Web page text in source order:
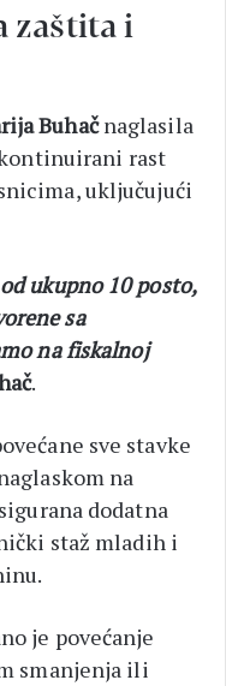
zaštita i
Buhačnaglasila
rast
uključujući
ukupno 10 posto,
sa
na fiskalnoj
.
sve stavke
na
dodatna
staž mladih i
je povećanje
smanjenja ili